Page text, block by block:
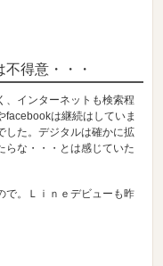
得意・・・
、インターネットも検索程
facebookは継続はしていま
した。デジタルは確かに拡
らな・・・とは感じていた
で。Ｌｉｎｅデビューも昨